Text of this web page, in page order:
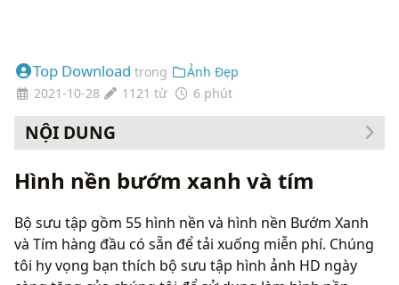
Top Download trong
Ảnh Đẹp
2021-10-28
1121 từ 6 phút
NỘI DUNG
Hình nền bướm xanh và tím
Bộ sưu tập gồm 55 hình nền và hình nền Bướm Xanh
và Tím hàng đầu có sẵn để tải xuống miễn phí. Chúng
tôi hy vọng bạn thích bộ sưu tập hình ảnh HD ngày